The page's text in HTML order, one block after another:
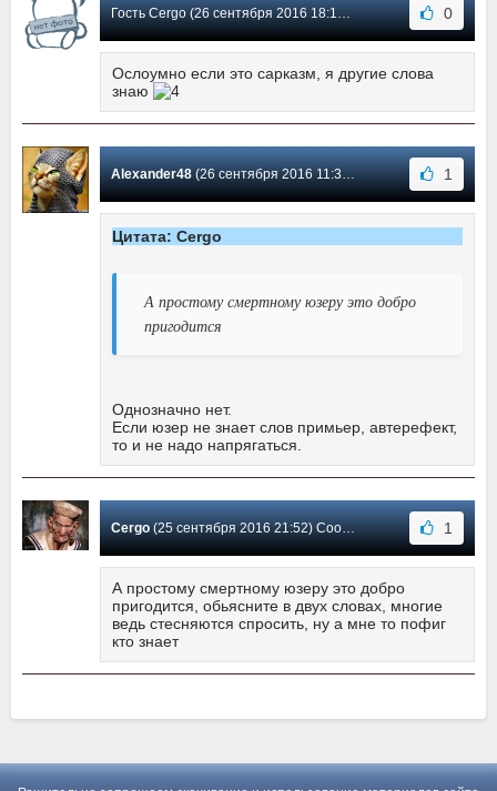
Гость Cergo (26 сентября 2016 18:18) Сообщение #2 0
Ослоумно если это сарказм, я другие слова
знаю
Alexander48(26 сентября 2016 11:37) Сообщение #1 1
Цитата: Cergo
А простому смертному юзеру это добро
пригодится
Однозначно нет.
Если юзер не знает слов примьер, автерефект,
то и не надо напрягаться.
Cergo(25 сентября 2016 21:52) Сообщение #0 1
А простому смертному юзеру это добро
пригодится, обьясните в двух словах, многие
ведь стесняются спросить, ну а мне то пофиг
кто знает